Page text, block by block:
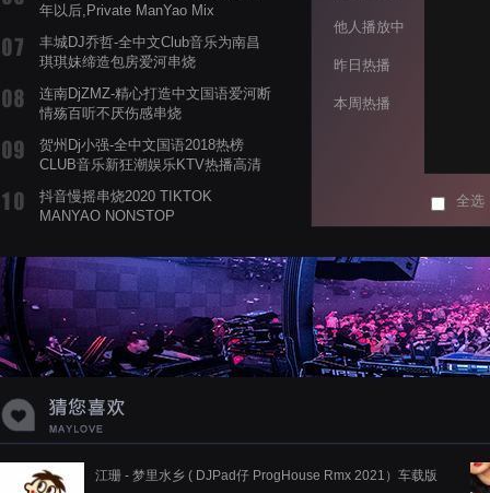
年以后,Private ManYao Mix
丰城DJ乔哲-全中文Club音乐为南昌
琪琪妹缔造包房爱河串烧
连南DjZMZ-精心打造中文国语爱河断
情殇百听不厌伤感串烧
贺州Dj小强-全中文国语2018热榜
CLUB音乐新狂潮娱乐KTV热播高清
抖音慢摇串烧2020 TIKTOK
MANYAO NONSTOP
蝉爸爸妈妈爱存在夏天的风是想你的
声音啊
他人播放中
昨日热播
本周热播
全选
江珊 - 梦里水乡 ( DJPad仔 ProgHouse Rmx 2021）车载版